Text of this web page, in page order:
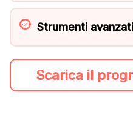
Strumenti
Scarica il